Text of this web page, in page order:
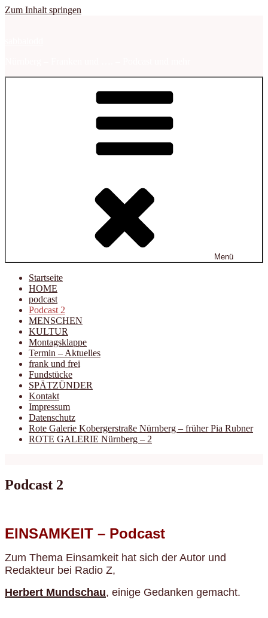
Zum Inhalt springen
Menü
Startseite
HOME
podcast
Podcast 2
MENSCHEN
KULTUR
Montagsklappe
Termin – Aktuelles
frank und frei
Fundstücke
SPÄTZÜNDER
Kontakt
Impressum
Datenschutz
Rote Galerie Kobergerstraße Nürnberg – früher Pia Rubner
ROTE GALERIE Nürnberg – 2
Podcast 2
EINSAMKEIT – Podcast
Zum Thema Einsamkeit hat sich der Autor und
Redakteur bei Radio Z,
Herbert Mundschau, einige Gedanken gemacht.